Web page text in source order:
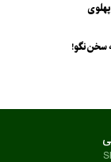
سخن‌نگو!